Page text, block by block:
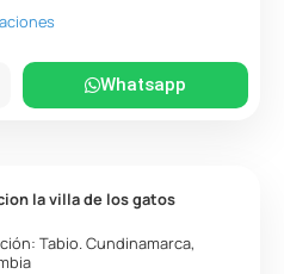
Whatsapp
la villa de los gatos
Tabio.Cundinamarca,